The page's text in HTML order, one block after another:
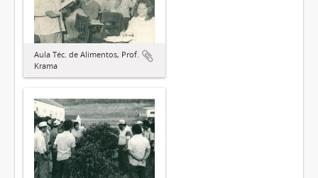
Aula Téc. de Alimentos, Prof.
Krama